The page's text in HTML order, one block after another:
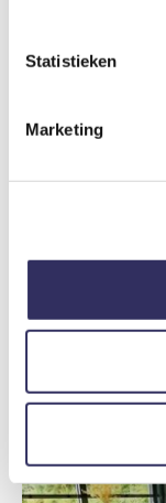
Statistieken
Marketing
Voormalige
België Antwerpen